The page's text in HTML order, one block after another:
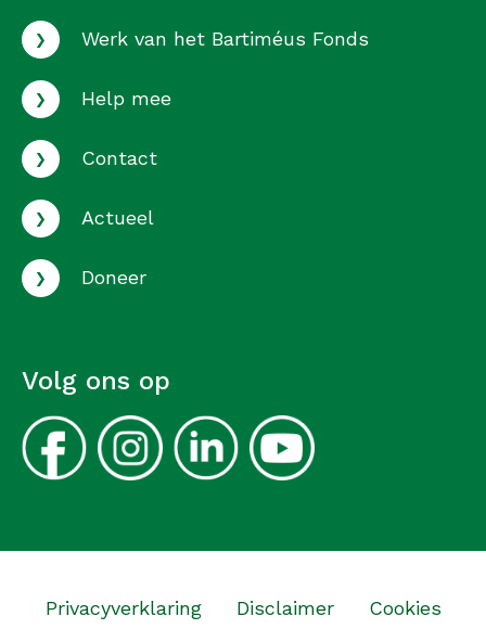
› Werk van het Bartiméus Fonds
› Help mee
› Contact
› Actueel
› Doneer
Volg ons op
Privacyverklaring Disclaimer Cookies